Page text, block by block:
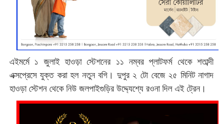
এইমর্মে ১ জুলাই হাওড়া স্টেশনের ১১ নম্বর প্লাটফর্ম থেকে শতাব্দী
এক্সপ্রেসে যুক্ত করা হল নতুন বগি। দুপুর ২ টো বেজে ২৫ মিনিট নাগাদ
হাওড়া স্টেশন থেকে নিউ জলপাইগুড়ির উদ্দ্যেশ্যে রওনা দিল এই ট্রেন।